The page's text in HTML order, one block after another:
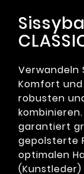
Verwandeln
Komfort
robusten
garantiert
gepolsterte
optimalen